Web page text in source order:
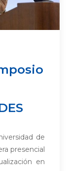
de
presencial
en